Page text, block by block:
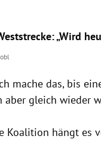
„Wird
mache das, bis
aber gleich wieder
Koalition hängt